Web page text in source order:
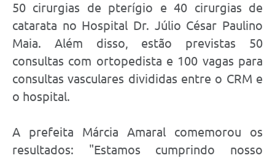
50 cirurgias de pterígio e 40 cirurgias de
catarata no Hospital Dr. Júlio César Paulino
Maia. Além disso, estão previstas 50
consultas com ortopedista e 100 vagas para
consultas vasculares divididas entre o CRM e
o hospital.
A prefeita Márcia Amaral comemorou os
resultados: "Estamos cumprindo nosso